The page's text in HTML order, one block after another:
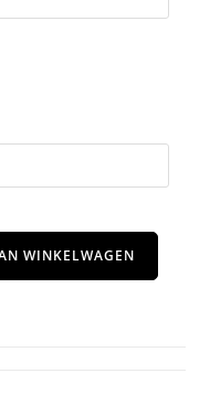
WINKELWAGEN